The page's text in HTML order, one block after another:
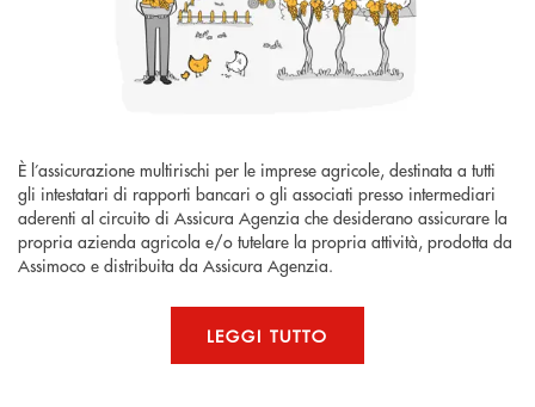
È l’assicurazione multirischi per le imprese agricole, destinata a tutti
gli intestatari di rapporti bancari o gli associati presso intermediari
aderenti al circuito di Assicura Agenzia che desiderano assicurare la
propria azienda agricola e/o tutelare la propria attività, prodotta da
Assimoco e distribuita da Assicura Agenzia.
LEGGI TUTTO